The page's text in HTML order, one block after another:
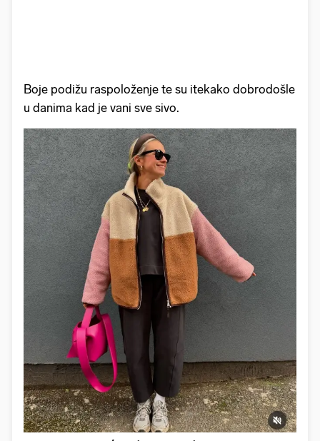
Boje podižu raspoloženje te su itekako dobrodošle
u danima kad je vani sve sivo.